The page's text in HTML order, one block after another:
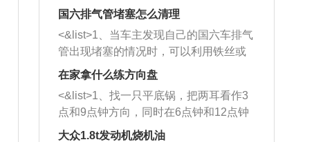
牌，但是中高低端的轮胎都有生产，这
也是为了更好的开拓市场。
国六排气管堵塞怎么清理
<&list>1、当车主发现自己的国六车排气
管出现堵塞的情况时，可以利用铁丝或
者是细棍，直接将杂物给取出来，如果
堵塞情况比较严重，也可以采取应急措
施。 <&list>2、直接利用木棍将所有的
杂物推到排气管里面的位置处，然后将
三元催化器拆解开，就可以将堵塞的东
在家拿什么练方向盘
<&list>1、找一只平底锅，把两耳看作3
点和9点钟方向，同时在6点钟和12点钟
方向做一个标记。 <&list>2、双手握住
大众1.8t发动机烧机油